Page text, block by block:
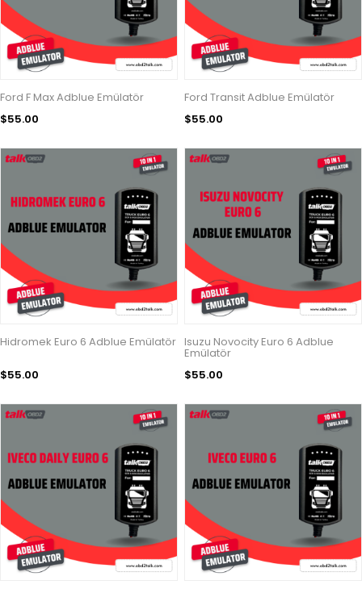
Ford F Max Adblue Emülatör
$55.00
Ford Transit Adblue Emülatör
$55.00
Hidromek Euro 6 Adblue Emülatör
$55.00
Isuzu Novocity Euro 6 Adblue
Emülatör
$55.00